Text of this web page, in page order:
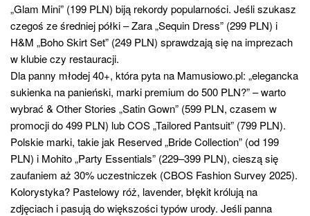
„Glam Mini” (199 PLN) biją rekordy popularności. Jeśli szukasz
czegoś ze średniej półki – Zara „Sequin Dress” (299 PLN) i
H&M „Boho Skirt Set” (249 PLN) sprawdzają się na imprezach
w klubie czy restauracji.
Dla panny młodej 40+, która pyta na Mamusiowo.pl: „elegancka
sukienka na panieński, marki premium do 500 PLN?” – warto
wybrać & Other Stories „Satin Gown” (599 PLN, czasem w
promocji do 499 PLN) lub COS „Tailored Pantsuit” (799 PLN).
Polskie marki, takie jak Reserved „Bride Collection” (od 199
PLN) i Mohito „Party Essentials” (229–399 PLN), cieszą się
zaufaniem aż 30% uczestniczek (CBOS Fashion Survey 2025).
Kolorystyka? Pastelowy róż, lavender, błękit królują na
zdjęciach i pasują do większości typów urody. Jeśli panna